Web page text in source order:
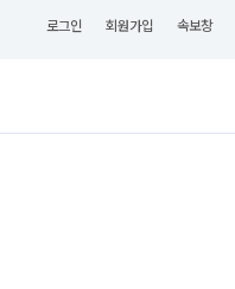
로그인 회원가입 속보창